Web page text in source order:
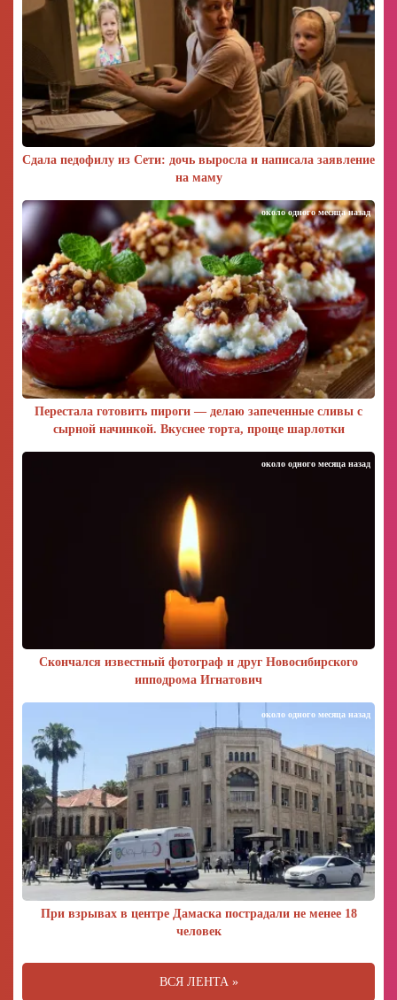
Сдала педофилу из Сети: дочь выросла и написала заявление
на маму
Перестала готовить пироги — делаю запеченные сливы с
сырной начинкой. Вкуснее торта, проще шарлотки
около одного месяца назад
Скончался известный фотограф и друг Новосибирского
ипподрома Игнатович
около одного месяца назад
При взрывах в центре Дамаска пострадали не менее 18
человек
около одного месяца назад
ВСЯ ЛЕНТА »